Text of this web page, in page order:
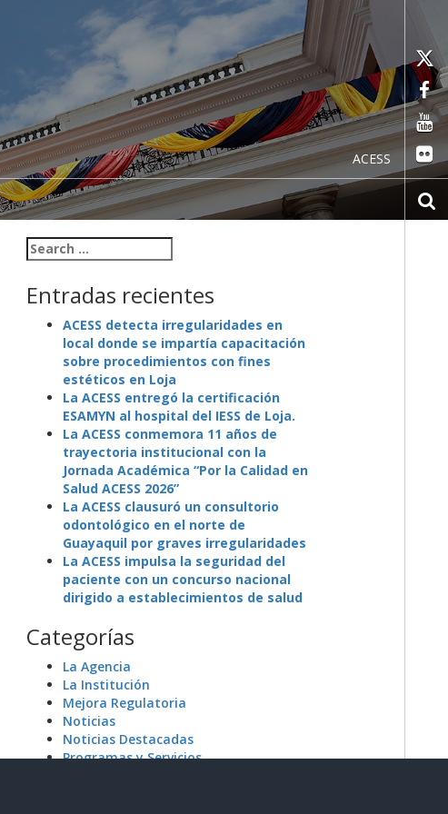
ACESS
Search for:
Entradas recientes
ACESS detecta irregularidades en
local donde se impartía capacitación
sobre procedimientos con fines
estéticos en Loja
La ACESS entregó la certificación
ESAMYN al hospital del IESS de Loja.
La ACESS conmemora 11 años de
trayectoria institucional con la
Jornada Académica “Por la Calidad en
Salud ACESS 2026”
La ACESS clausuró un consultorio
odontológico en el norte de
Guayaquil por graves irregularidades
La ACESS impulsa la seguridad del
paciente con un concurso nacional
dirigido a establecimientos de salud
Categorías
La Agencia
La Institución
Mejora Regulatoria
Noticias
Noticias Destacadas
Programas y Servicios